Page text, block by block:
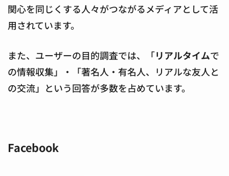
関心を同じくする人々がつながるメディアとして活
用されています。
また、ユーザーの目的調査では、「リアルタイムで
の情報収集」・「著名人・有名人、リアルな友人と
の交流」という回答が多数を占めています。
Facebook